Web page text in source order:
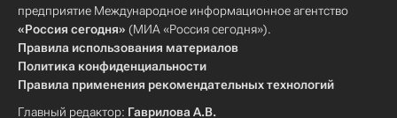
предприятие Международное информационное агентство
«Россия сегодня» (МИА «Россия сегодня»).
Правила использования материалов
Политика конфиденциальности
Правила применения рекомендательных технологий
Главный редактор: Гаврилова А.В.